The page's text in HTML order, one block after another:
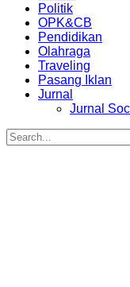
Politik
OPK&CB
Pendidikan
Olahraga
Traveling
Pasang Iklan
Jurnal
Jurnal